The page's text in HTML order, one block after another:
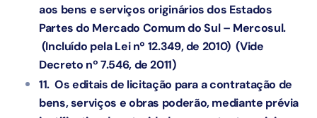
aos bens e serviços originários dos Estados
Partes do Mercado Comum do Sul – Mercosul.
(Incluído pela Lei nº 12.349, de 2010) (Vide
Decreto nº 7.546, de 2011)
11. Os editais de licitação para a contratação de
bens, serviços e obras poderão, mediante prévia